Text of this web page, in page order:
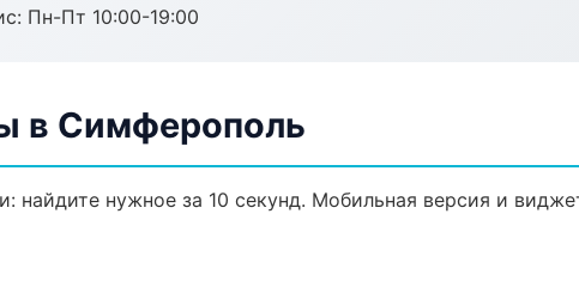
Пн-Пт 10:00-19:00
в Симферополь
найдите нужное за 10 секунд. Мобильная версия и